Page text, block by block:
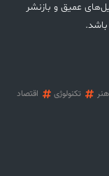
عمیق و بازنشر
باشد.
هنر تکنولوژی
اقتصاد